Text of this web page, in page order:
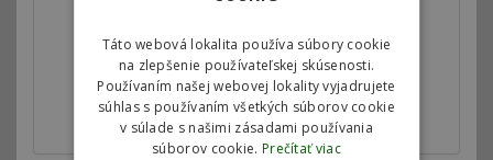
Autorizovaný chiptuning
Motorové mapy v riadiacej jednotke motora
upravujeme v spolupráci s automobilkami.
Táto webová lokalita používa súbory cookie
na zlepšenie používateľskej skúsenosti.
Používaním našej webovej lokality vyjadrujete
súhlas s používaním všetkých súborov cookie
v súlade s našimi zásadami používania
súborov cookie. Prečítať viac